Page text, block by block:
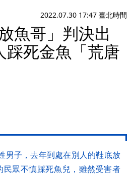
2022.07.30 17:47 臺北時間
魚哥」判決出
死金魚「荒唐
男子，去年到處在別人的鞋底放
眾不慎踩死魚兒，雖然受害者